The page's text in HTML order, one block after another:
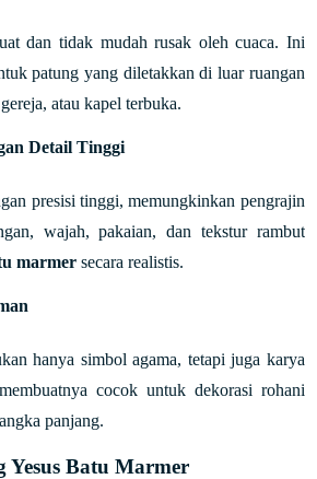
dan tidak mudah rusak oleh cuaca. Ini
patung yang diletakkan di luar ruangan
atau kapel terbuka.
Detail Tinggi
presisi tinggi, memungkinkan pengrajin
wajah, pakaian, dan tekstur rambut
marmer secara realistis.
hanya simbol agama, tetapi juga karya
cocok untuk dekorasi rohani
panjang.
Yesus Batu Marmer